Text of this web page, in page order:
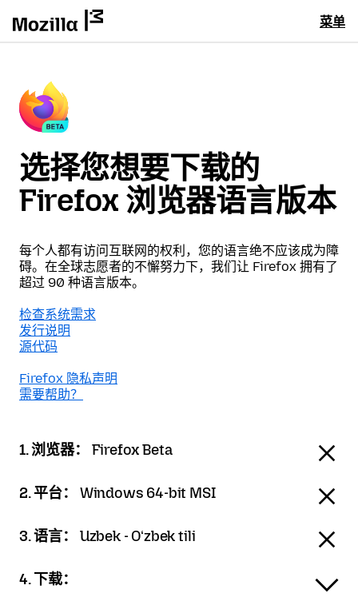
菜单
选择您想要下载的
Firefox 浏览器语言版本
每个人都有访问互联网的权利，您的语言绝不应该成为障
碍。在全球志愿者的不懈努力下，我们让 Firefox 拥有了
超过 90 种语言版本。
检查系统需求
发行说明
源代码
Firefox 隐私声明
需要帮助？
1. 浏览器： Firefox Beta
2. 平台： Windows 64-bit MSI
3. 语言： Uzbek - Oʻzbek tili
4. 下载：